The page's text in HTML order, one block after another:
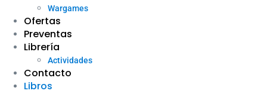
Wargames
Ofertas
Preventas
Librería
Actividades
Contacto
Libros